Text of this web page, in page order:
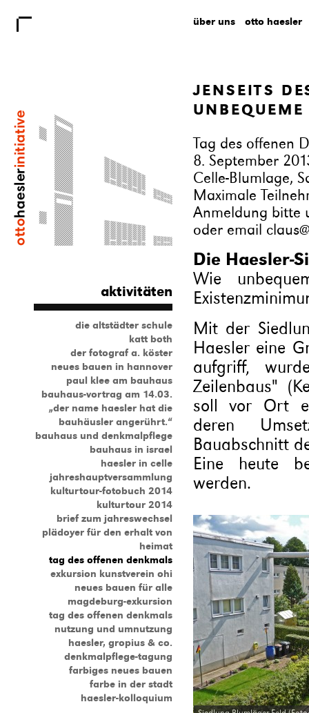
aktivitäten
die altstädter schule
katt both
der fotograf a. köster
neues bauen in hannover
paul klee am bauhaus
bauhaus-vortrag am 14.03.
„der name haesler hat die
bauhäusler angerührt.“
bauhaus und denkmalpflege
bauhaus in israel
haesler in celle
jahreshauptversammlung
kulturtour-fotobuch 2014
kulturtour 2014
brief zum jahreswechsel
plädoyer für den erhalt von
heimat
tag des offenen denkmals
exkursion kunstverein ohi
neues bauen für alle
magdeburg-exkursion
tag des offenen denkmals
nutzung und umnutzung
haesler, gropius & co.
denkmalpflege-tagung
farbiges neues bauen
farbe in der stadt
haesler-kolloquium
über uns otto haesler
JENSEITS
Tag des offenen
8. September
Celle-Blumlage,
Maximale
Anmeldung bitte
oder email
Die Haesler-
Wie
Mit der
Haesler eine
aufgriff,
Zeilenbaus"
soll vor Ort
deren
Bauabschnitt
Eine heute
werden.